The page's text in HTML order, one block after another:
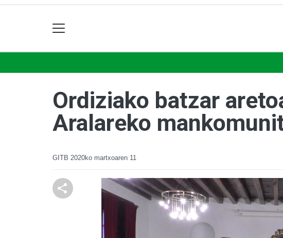
Ordiziako batzar
Aralareko
GITB 2020ko martxoaren 11